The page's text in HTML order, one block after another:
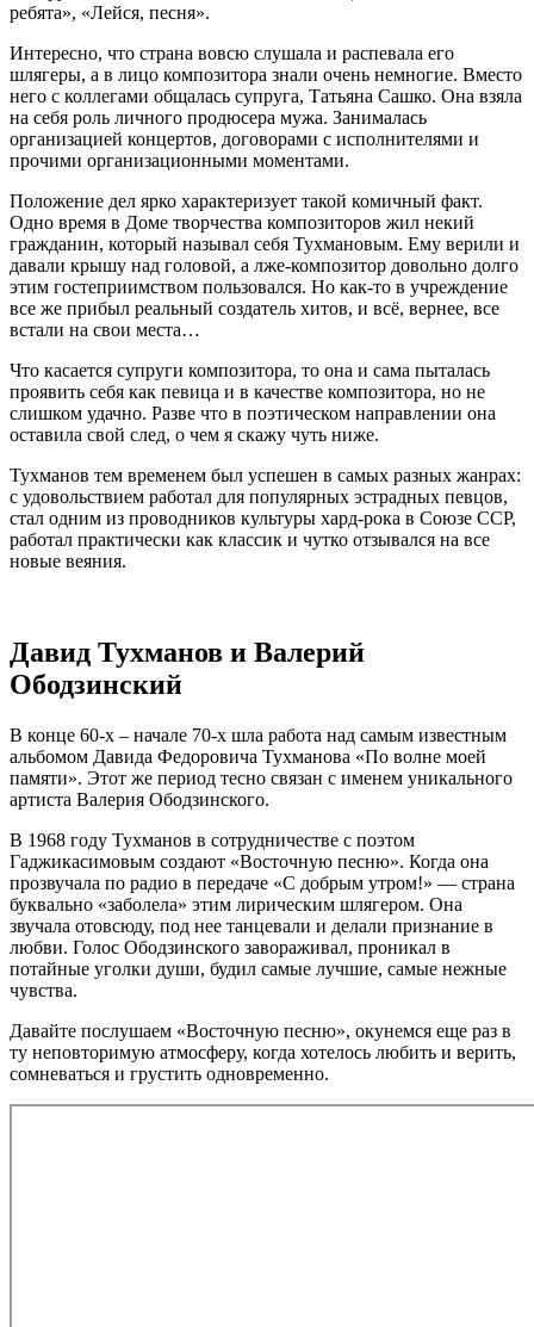
ребята», «Лейся, песня».
Интересно, что страна вовсю слушала и распевала его
шлягеры, а в лицо композитора знали очень немногие. Вместо
него с коллегами общалась супруга, Татьяна Сашко. Она взяла
на себя роль личного продюсера мужа. Занималась
организацией концертов, договорами с исполнителями и
прочими организационными моментами.
Положение дел ярко характеризует такой комичный факт.
Одно время в Доме творчества композиторов жил некий
гражданин, который называл себя Тухмановым. Ему верили и
давали крышу над головой, а лже-композитор довольно долго
этим гостеприимством пользовался. Но как-то в учреждение
все же прибыл реальный создатель хитов, и всё, вернее, все
встали на свои места…
Что касается супруги композитора, то она и сама пыталась
проявить себя как певица и в качестве композитора, но не
слишком удачно. Разве что в поэтическом направлении она
оставила свой след, о чем я скажу чуть ниже.
Тухманов тем временем был успешен в самых разных жанрах:
с удовольствием работал для популярных эстрадных певцов,
стал одним из проводников культуры хард-рока в Союзе ССР,
работал практически как классик и чутко отзывался на все
новые веяния.
Давид Тухманов и Валерий
Ободзинский
В конце 60-х – начале 70-х шла работа над самым известным
альбомом Давида Федоровича Тухманова «По волне моей
памяти». Этот же период тесно связан с именем уникального
артиста Валерия Ободзинского.
В 1968 году Тухманов в сотрудничестве с поэтом
Гаджикасимовым создают «Восточную песню». Когда она
прозвучала по радио в передаче «С добрым утром!» — страна
буквально «заболела» этим лирическим шлягером. Она
звучала отовсюду, под нее танцевали и делали признание в
любви. Голос Ободзинского завораживал, проникал в
потайные уголки души, будил самые лучшие, самые нежные
чувства.
Давайте послушаем «Восточную песню», окунемся еще раз в
ту неповторимую атмосферу, когда хотелось любить и верить,
сомневаться и грустить одновременно.